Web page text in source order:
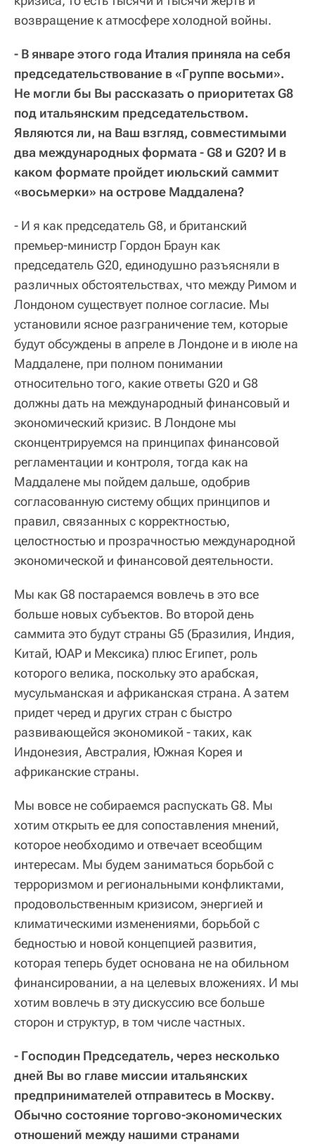
возвращение к атмосфере холодной войны.
- В январе этого года Италия приняла на себя
председательствование в «Группе восьми».
Не могли бы Вы рассказать о приоритетах G8
под итальянским председательством.
Являются ли, на Ваш взгляд, совместимыми
два международных формата - G8 и G20? И в
каком формате пройдет июльский саммит
«восьмерки» на острове Маддалена?
- И я как председатель G8, и британский
премьер-министр Гордон Браун как
председатель G20, единодушно разъясняли в
различных обстоятельствах, что между Римом и
Лондоном существует полное согласие. Мы
установили ясное разграничение тем, которые
будут обсуждены в апреле в Лондоне и в июле на
Маддалене, при полном понимании
относительно того, какие ответы G20 и G8
должны дать на международный финансовый и
экономический кризис. В Лондоне мы
сконцентрируемся на принципах финансовой
регламентации и контроля, тогда как на
Маддалене мы пойдем дальше, одобрив
согласованную систему общих принципов и
правил, связанных с корректностью,
целостностью и прозрачностью международной
экономической и финансовой деятельности.
Мы как G8 постараемся вовлечь в это все
больше новых субъектов. Во второй день
саммита это будут страны G5 (Бразилия, Индия,
Китай, ЮАР и Мексика) плюс Египет, роль
которого велика, поскольку это арабская,
мусульманская и африканская страна. А затем
придет черед и других стран с быстро
развивающейся экономикой - таких, как
Индонезия, Австралия, Южная Корея и
африканские страны.
Мы вовсе не собираемся распускать G8. Мы
хотим открыть ее для сопоставления мнений,
которое необходимо и отвечает всеобщим
интересам. Мы будем заниматься борьбой с
терроризмом и региональными конфликтами,
продовольственным кризисом, энергией и
климатическими изменениями, борьбой с
бедностью и новой концепцией развития,
которая теперь будет основана не на обильном
финансировании, а на целевых вложениях. И мы
хотим вовлечь в эту дискуссию все больше
сторон и структур, в том числе частных.
- Господин Председатель, через несколько
дней Вы во главе миссии итальянских
предпринимателей отправитесь в Москву.
Обычно состояние торгово-экономических
отношений между нашими странами